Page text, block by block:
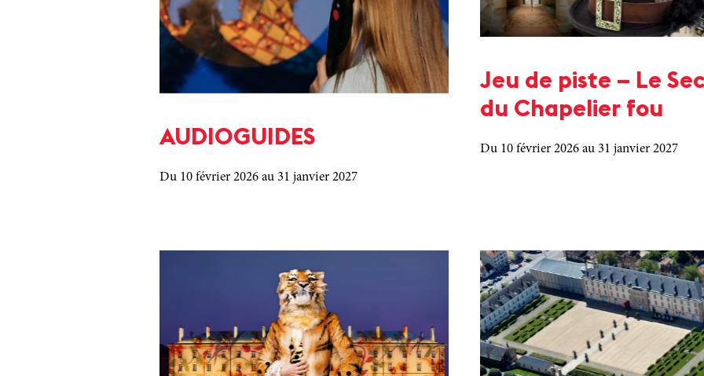
AUDIOGUIDES
Du 10 février 2026 au 31 janvier 2027
Jeu de piste – Le
du Chapelier fou
Du 10 février 2026 au 31 janvier 2027